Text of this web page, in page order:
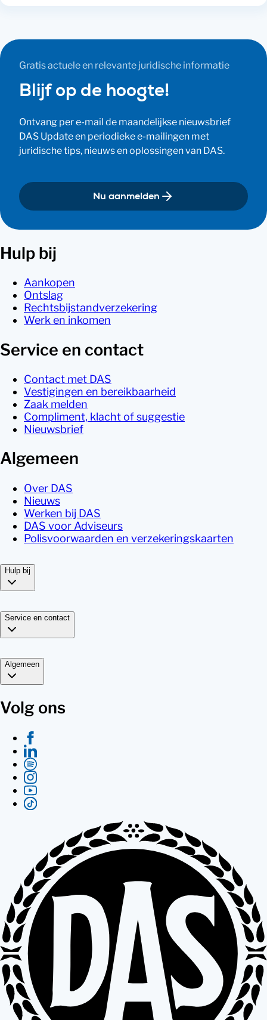
Gratis actuele en relevante juridische informatie
Blijf op de hoogte!
Ontvang per e-mail de maandelijkse nieuwsbrief
DAS Update en periodieke e-mailingen met
juridische tips, nieuws en oplossingen van DAS.
Nu aanmelden
Hulp bij
Aankopen
Ontslag
Rechtsbijstandverzekering
Werk en inkomen
Service en contact
Contact met DAS
Vestigingen en bereikbaarheid
Zaak melden
Compliment, klacht of suggestie
Nieuwsbrief
Algemeen
Over DAS
Nieuws
Werken bij DAS
DAS voor Adviseurs
Polisvoorwaarden en verzekeringskaarten
Hulp bij
Service en contact
Algemeen
Volg ons